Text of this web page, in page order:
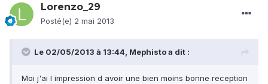
Lorenzo_29
Posté(e) 2 mai 2013
Le 02/05/2013 à 13:44, Mephisto a dit :
Moi j'ai l impression d avoir une bien moins bonne reception